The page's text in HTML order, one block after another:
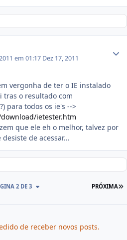
em 01:17 Dez 17, 2011
vergonha de ter o IE instalado
tras o resultado com
para todos os ie's -->
ietester.htm
que ele eh o melhor, talvez por
de acessar...
PRÓXIMA
2 DE 3
de receber novos posts.